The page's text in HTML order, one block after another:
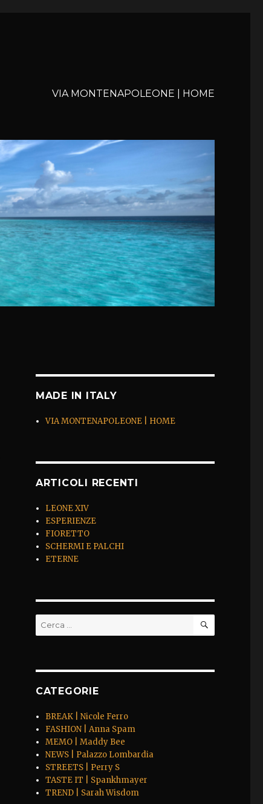
VIA MONTENAPOLEONE | HOME
MADE IN ITALY
VIA MONTENAPOLEONE | HOME
ARTICOLI RECENTI
LEONE XIV
ESPERIENZE
FIORETTO
SCHERMI E PALCHI
ETERNE
Cerca: CERCA
CATEGORIE
BREAK | Nicole Ferro
FASHION | Anna Spam
MEMO | Maddy Bee
NEWS | Palazzo Lombardia
STREETS | Perry S
TASTE IT | Spankhmayer
TREND | Sarah Wisdom